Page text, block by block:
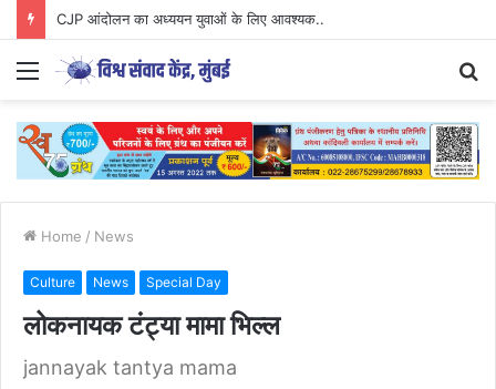
CJP आंदोलन का अध्ययन युवाओं के लिए आवश्यक..
Menu
Home / News
Culture News Special Day
लोकनायक टंट्या मामा भिल्ल
jannayak tantya mama